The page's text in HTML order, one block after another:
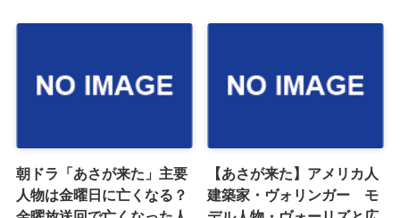
朝ドラ「あさが来た」主要
人物は金曜日に亡くなる？
【あさが来た】アメリカ人
建築家・ヴォリンガー モ